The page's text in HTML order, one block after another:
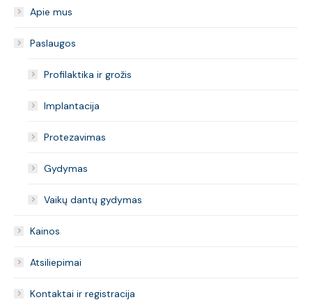
Apie mus
Paslaugos
Profilaktika ir grožis
Implantacija
Protezavimas
Gydymas
Vaikų dantų gydymas
Kainos
Atsiliepimai
Kontaktai ir registracija